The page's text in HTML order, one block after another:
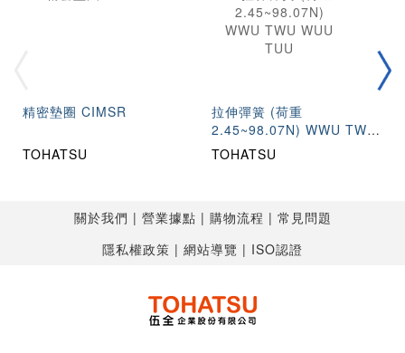
精密墊圈 CIMSR
TOHATSU
拉伸彈簧 (荷重
2.45~98.07N) WWU TWU
WUU TUU
TOHATSU
關於我們 營業據點 購物流程
常見問題
隱私權政策
網站導覽 ISO認證